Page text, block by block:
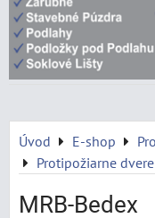
Úvod E-shop
Protipožiarne
MRB-Bedex